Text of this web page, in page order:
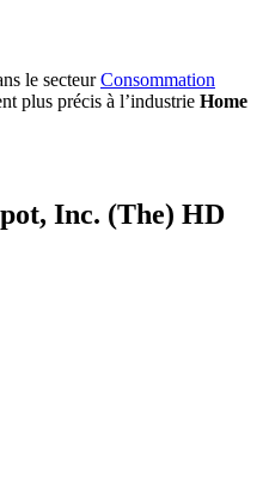
le secteurConsommation
plus précis à l’industrie Home
Inc. (The) HD